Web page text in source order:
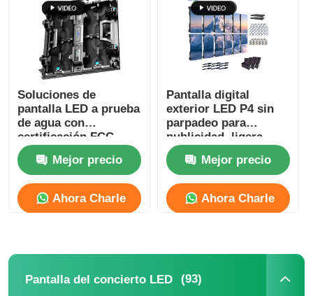
Soluciones de
pantalla LED a prueba
de agua con
certificación FCC
para eventos 500 mm
* 1000 mmMejor precio
Ahora Charle
Pantalla digital
exterior LED P4 sin
parpadeo para
publicidad, ligera
Mejor precio
Ahora Charle
Pantalla del concierto LED (93)